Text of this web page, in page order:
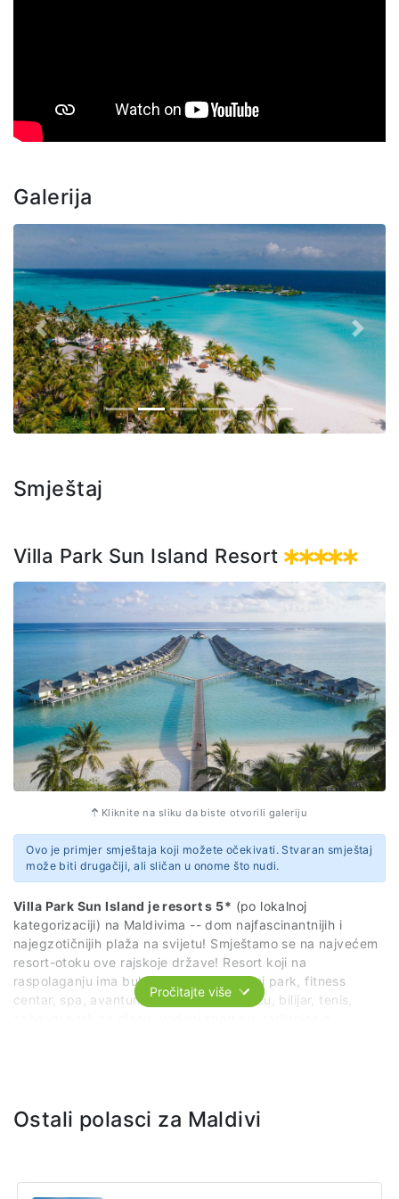
Galerija
Prethodno
Smještaj
Villa Park Sun Island Resort
Kliknite na sliku da biste otvorili galeriju
Ovo je primjer smještaja koji možete očekivati. Stvaran smještaj
može biti drugačiji, ali sličan u onome što nudi.
Villa Park Sun Island je resort s 5* (po lokalnoj
kategorizaciji) na Maldivima -- dom najfascinantnijih i
najegzotičnijih plaža na svijetu! Smještamo se na najvećem
resort-otoku ove rajskoje države! Resort koji na
raspolaganju ima bukvalno sve -- vodeni park, fitness
centar, spa, avanturistički park na drveću, bilijar, tenis,
Pročitajte više
Ostali polasci za Maldivi